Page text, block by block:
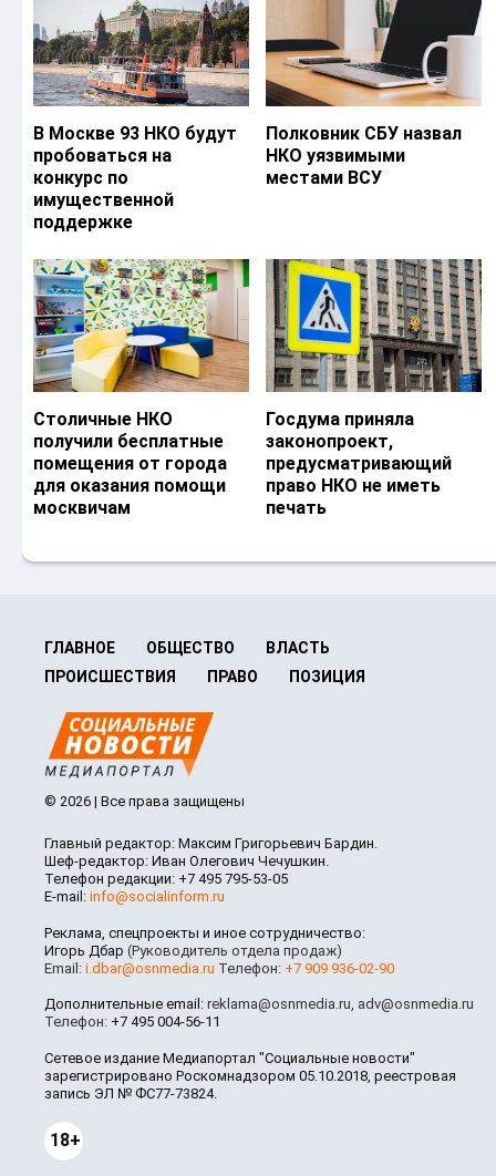
В Москве 93 НКО будут
пробоваться на
конкурс по
имущественной
поддержке
Полковник СБУ назвал
НКО уязвимыми
местами ВСУ
Столичные НКО
получили бесплатные
помещения от города
для оказания помощи
москвичам
Госдума приняла
законопроект,
предусматривающий
право НКО не иметь
печать
ГЛАВНОЕ ОБЩЕСТВО
ВЛАСТЬ
ПРОИСШЕСТВИЯ
ПРАВО ПОЗИЦИЯ
© 2026 | Все права защищены
Главный редактор: Максим Григорьевич Бардин.
Шеф-редактор: Иван Олегович Чечушкин.
Телефон редакции: +7 495 795-53-05
E-mail: info@socialinform.ru
Реклама, спецпроекты и иное сотрудничество:
Игорь Дбар (Руководитель отдела продаж)
Email: i.dbar@osnmedia.ru Телефон: +7 909 936-02-90
Дополнительные email: reklama@osnmedia.ru, adv@osnmedia.ru
Телефон: +7 495 004-56-11
Сетевое издание Медиапортал "Социальные новости"
зарегистрировано Роскомнадзором 05.10.2018, реестровая
запись ЭЛ № ФС77-73824.
18+